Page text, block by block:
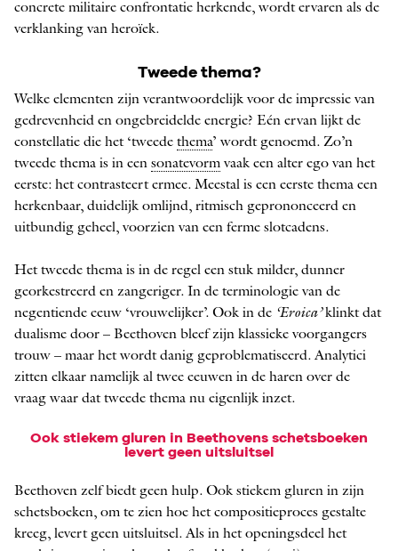
concrete militaire confrontatie herkende, wordt ervaren als de
verklanking van heroïek.
Tweede thema?
Welke elementen zijn verantwoordelijk voor de impressie van
gedrevenheid en ongebreidelde energie? Eén ervan lijkt de
constellatie die het ‘tweede thema’ wordt genoemd. Zo’n
tweede thema is in een sonatevorm vaak een alter ego van het
eerste: het contrasteert ermee. Meestal is een eerste thema een
herken­baar, duidelijk omlijnd, ritmisch geprononceerd en
uitbundig geheel, voorzien van een ferme slotcadens.
Het tweede thema is in de regel een stuk milder, dunner
georkestreerd en zangeriger. In de terminologie van de
negentiende eeuw ‘vrouwelijker’. Ook in de ‘Eroica’klinkt dat
dualisme door – Beethoven bleef zijn klassieke voorgangers
trouw – maar het wordt danig geproblematiseerd. Analytici
zitten elkaar namelijk al twee eeuwen in de haren over de
vraag waar dat tweede thema nu eigenlijk inzet.
Ook stiekem gluren in Beethovens schetsboeken
levert geen uitsluitsel
Beethoven zelf biedt geen hulp. Ook stiekem gluren in zijn
schetsboeken, om te zien hoe het compositieproces gestalte
kreeg, levert geen uitsluitsel. Als in het openingsdeel het